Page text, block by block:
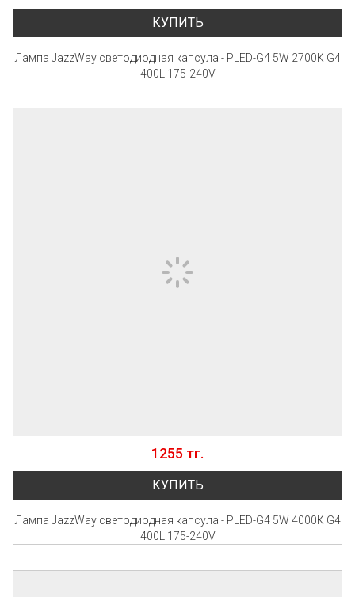
КУПИТЬ
Лампа JazzWay светодиодная капсула - PLED-G4 5W 2700К G4
400L 175-240V
1255 тг.
КУПИТЬ
Лампа JazzWay светодиодная капсула - PLED-G4 5W 4000К G4
400L 175-240V